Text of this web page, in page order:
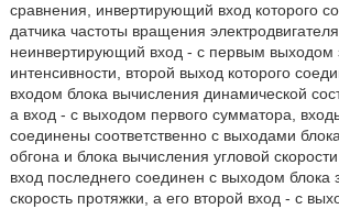
сравнения, инвертирующий вход которого
датчика частоты вращения
неинвертирующий вход - с первым выходом
интенсивности, второй выход которого
входом блока вычисления динамической
а вход - с выходом первого сумматора,
соединены соответственно с выходами
обгона и блока вычисления угловой
вход последнего соединен с выходом
скорость протяжки, а его второй вход - с